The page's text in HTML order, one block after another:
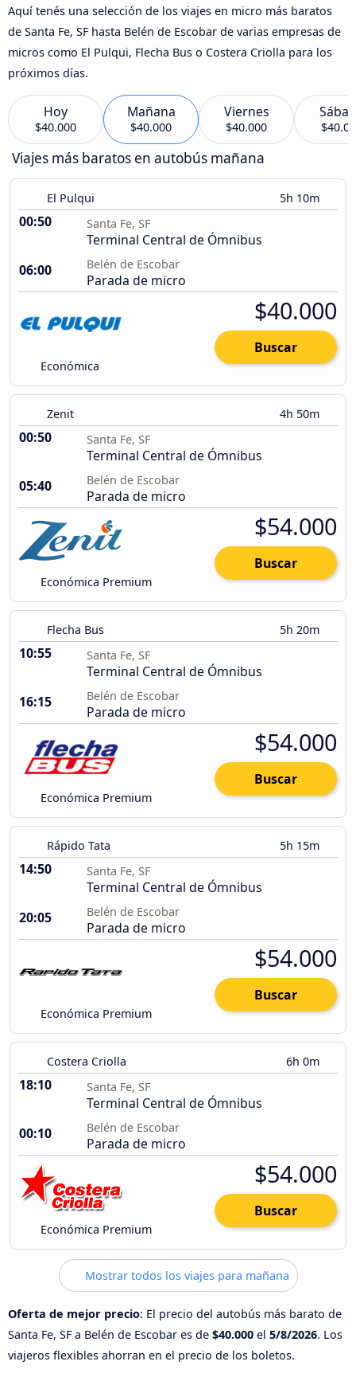
Aquí tenés una selección de los viajes en micro más baratos
de Santa Fe, SF hasta Belén de Escobar de varias empresas de
micros como El Pulqui, Flecha Bus o Costera Criolla para los
próximos días.
Hoy
$40.000
Mañana
$40.000
Viernes
$40.000
Viajes más baratos en autobús mañana
El Pulqui 5h 10m
00:50 Santa Fe, SF
Terminal Central de Ómnibus
06:00
Belén de Escobar
Parada de micro
Económica
$40.000
Buscar
Zenit 4h 50m
00:50 Santa Fe, SF
Terminal Central de Ómnibus
05:40
Belén de Escobar
Parada de micro
Económica Premium
$54.000
Buscar
Flecha Bus 5h 20m
10:55 Santa Fe, SF
Terminal Central de Ómnibus
16:15
Belén de Escobar
Parada de micro
Económica Premium
$54.000
Buscar
Rápido Tata 5h 15m
14:50 Santa Fe, SF
Terminal Central de Ómnibus
20:05
Belén de Escobar
Parada de micro
Económica Premium
$54.000
Buscar
Costera Criolla 6h 0m
18:10 Santa Fe, SF
Terminal Central de Ómnibus
00:10
Belén de Escobar
Parada de micro
Económica Premium
$54.000
Buscar
Mostrar todos los viajes para mañana
Oferta de mejor precio: El precio del autobús más barato de
Santa Fe, SF a Belén de Escobar es de $40.000 el 5/8/2026. Los
viajeros flexibles ahorran en el precio de los boletos.